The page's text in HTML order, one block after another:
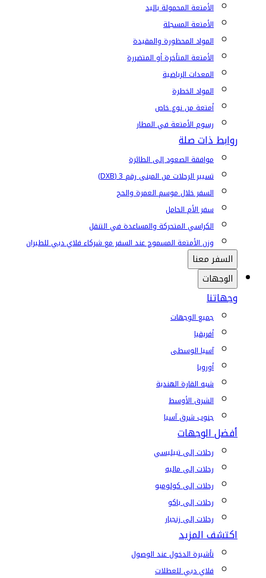
الأمتعة المحمولة باليد
الأمتعة المسجلة
المواد المحظورة والمقيدة
الأمتعة المتأخرة أو المتضررة
المعدات الرياضية
المواد الخطرة
أمتعة من نوع خاص
رسوم الأمتعة في المطار
روابط ذات صلة
موافقة الصعود إلى الطائرة
تسيير الرحلات من المبنى رقم 3 (DXB)
السفر خلال موسم العمرة والحج
سفر الأم الحامل
الكراسي المتحركة والمساعدة في التنقل
وزن الأمتعة المسموح عند السفر مع شركاء فلاي دبي للطيران
السفر معنا
الوجهات
وجهاتنا
جميع الوجهات
أفريقيا
آسيا الوسطى
أوروبا
شبه القارة الهندية
الشرق الأوسط
جنوب شرق آسيا
أفضل الوجهات
رحلات إلى تبيليسي
رحلات إلى ماليه
رحلات إلى كولومبو
رحلات إلى باكو
رحلات إلى زنجبار
اكتشف المزيد
تأشيرة الدخول عند الوصول
فلاي دبي للعطلات